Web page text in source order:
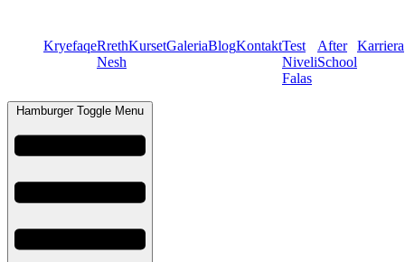
KryefaqeRreth
Nesh
KursetGaleriaBlogKontaktTest
Niveli
Falas
After
School
Karriera
Hamburger Toggle Menu